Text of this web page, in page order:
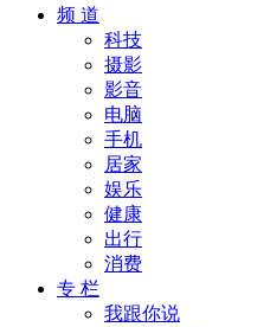
频 道
科技
摄影
影音
电脑
手机
居家
娱乐
健康
出行
消费
专 栏
我跟你说